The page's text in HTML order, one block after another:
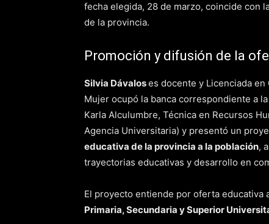
fecha elegida, 28 de marzo, coincide con
de la provincia.
Promoción y difusión de la
Silvia Dávaloses docente y Licenciada
Mujer ocupó la banca correspondiente a
Karla Alculumbre, Técnica en Recursos
Agencia Universitaria) y presentó un
educativa de la provincia a la población,
trayectorias educativas y desarrollo en
El proyecto entiende por oferta educativa
Primaria, Secundaria y Superior